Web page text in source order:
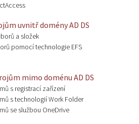
uvnitř domény AD DS
a složek
pomocí technologie EFS
mimo doménu AD DS
s registrací zařízení
s technologií Work Folder
se službou OneDrive